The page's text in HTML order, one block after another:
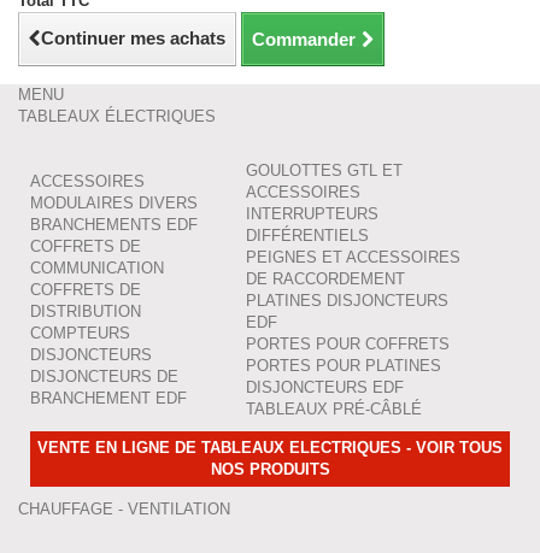
Continuer mes achats Commander
MENU
TABLEAUX ÉLECTRIQUES
ACCESSOIRES
MODULAIRES DIVERS
BRANCHEMENTS EDF
COFFRETS DE
COMMUNICATION
COFFRETS DE
DISTRIBUTION
COMPTEURS
DISJONCTEURS
DISJONCTEURS DE
BRANCHEMENT EDF
GOULOTTES GTL ET
ACCESSOIRES
INTERRUPTEURS
DIFFÉRENTIELS
PEIGNES ET ACCESSOIRES
DE RACCORDEMENT
PLATINES DISJONCTEURS
EDF
PORTES POUR COFFRETS
PORTES POUR PLATINES
DISJONCTEURS EDF
TABLEAUX PRÉ-CÂBLÉ
VENTE EN LIGNE DE TABLEAUX ELECTRIQUES - VOIR TOUS
NOS PRODUITS
CHAUFFAGE - VENTILATION